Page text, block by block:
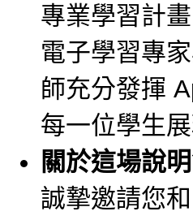
專業學習計
電子學習專
師充分發揮
每一位學生
關於這場說
誠摯邀請您